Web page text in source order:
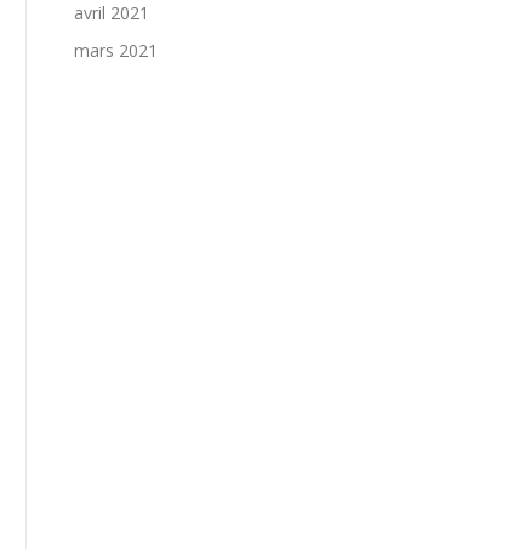
avril 2021
mars 2021